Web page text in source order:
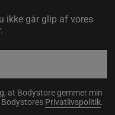
ikke går glip af vores
at Bodystore gemmer min
Bodystores Privatlivspolitik.